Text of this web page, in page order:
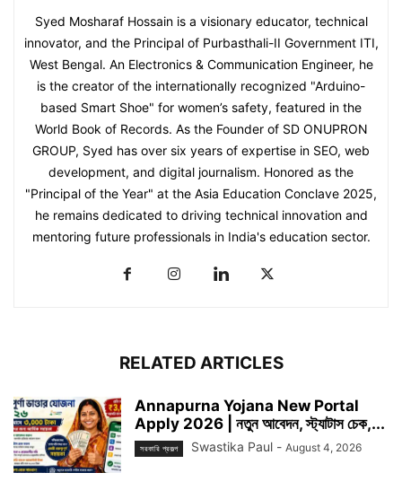
Syed Mosharaf Hossain is a visionary educator, technical
innovator, and the Principal of Purbasthali-II Government ITI,
West Bengal. An Electronics & Communication Engineer, he
is the creator of the internationally recognized "Arduino-
based Smart Shoe" for women’s safety, featured in the
World Book of Records. As the Founder of SD ONUPRON
GROUP, Syed has over six years of expertise in SEO, web
development, and digital journalism. Honored as the
"Principal of the Year" at the Asia Education Conclave 2025,
he remains dedicated to driving technical innovation and
mentoring future professionals in India's education sector.
RELATED ARTICLES
Annapurna Yojana New Portal
Apply 2026 | নতুন আবেদন, স্ট্যাটাস চেক,...
সরকারি প্রকল্প Swastika Paul - August 4, 2026